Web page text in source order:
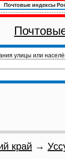
Почтовые индексы
улицы или
край →